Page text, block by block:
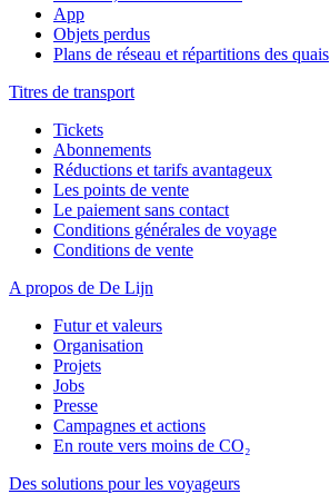
App
Objets perdus
Plans de réseau et répartitions des quais
Titres de transport
Tickets
Abonnements
Réductions et tarifs avantageux
Les points de vente
Le paiement sans contact
Conditions générales de voyage
Conditions de vente
A propos de De Lijn
Futur et valeurs
Organisation
Projets
Jobs
Presse
Campagnes et actions
En route vers moins de CO₂
Des solutions pour les voyageurs